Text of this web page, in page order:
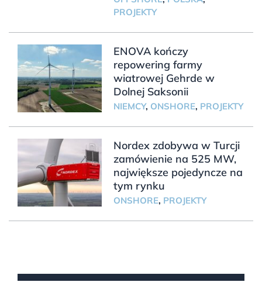
PROJEKTY
ENOVA kończy
repowering farmy
wiatrowej Gehrde w
Dolnej Saksonii
NIEMCY, ONSHORE, PROJEKTY
Nordex zdobywa w Turcji
zamówienie na 525 MW,
największe pojedyncze na
tym rynku
ONSHORE, PROJEKTY